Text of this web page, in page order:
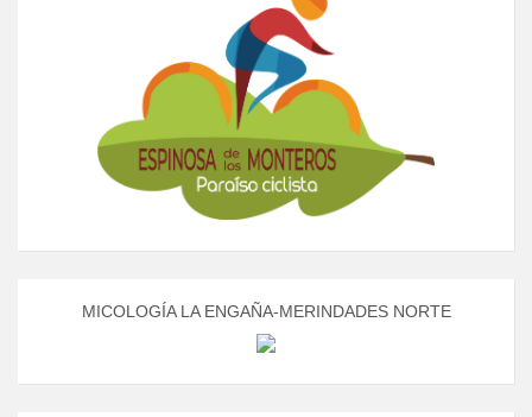
MICOLOGÍA LA ENGAÑA-MERINDADES NORTE